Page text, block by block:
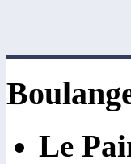
Le